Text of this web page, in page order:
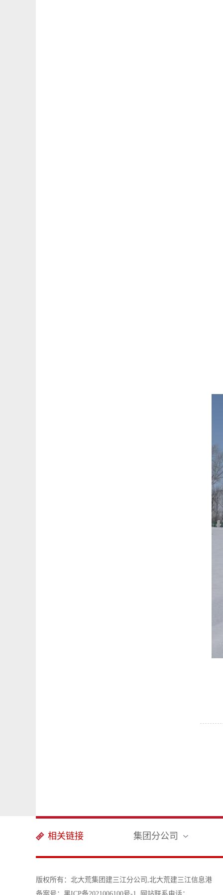
相关链接 集团分公司
版权所有：北大荒集团建三江分公司,北大荒建三江信息港